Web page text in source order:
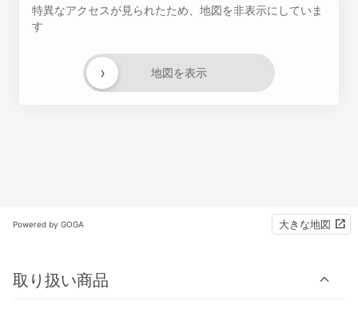
特異なアクセスが見られたため、地図を非表示にしていま
す
地図を表示
›
Powered by GOGA 大きな地図
取り扱い商品